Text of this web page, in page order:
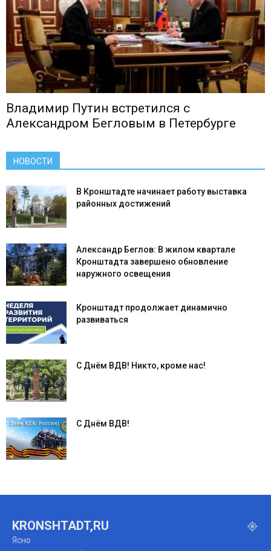
Владимир Путин встретился с
Александром Бегловым в Петербурге
НОВОСТИ
В Кронштадте начинает работу выставка
районных достижений
Александр Беглов: В жилом квартале
Кронштадта завершено обновление
наружного освещения
Кронштадт продолжает динамично
развиваться
С Днём ВДВ! Никто, кроме нас!
С Днём ВДВ!
KRONSHTADT,RU
Ясно